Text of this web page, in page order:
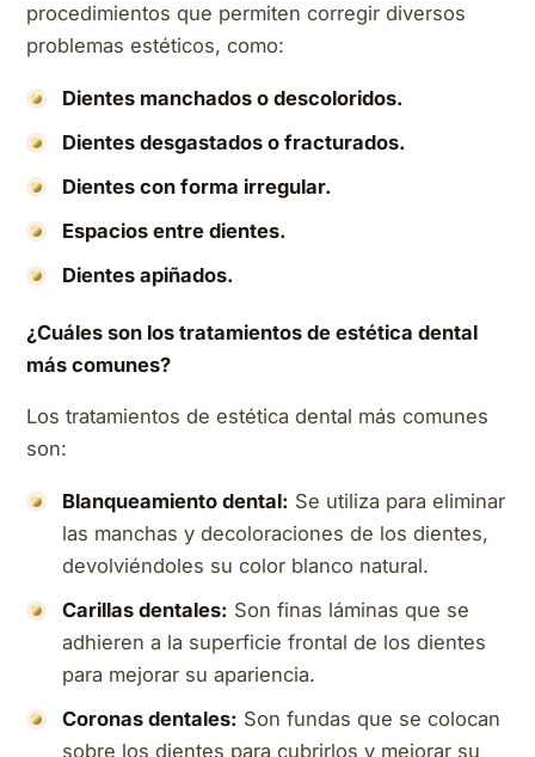
procedimientos que permiten corregir diversos
problemas estéticos, como:
Dientes manchados o descoloridos.
Dientes desgastados o fracturados.
Dientes con forma irregular.
Espacios entre dientes.
Dientes apiñados.
¿Cuáles son los tratamientos de estética dental
más comunes?
Los tratamientos de estética dental más comunes
son:
Blanqueamiento dental: Se utiliza para eliminar
las manchas y decoloraciones de los dientes,
devolviéndoles su color blanco natural.
Carillas dentales: Son finas láminas que se
adhieren a la superficie frontal de los dientes
para mejorar su apariencia.
Coronas dentales: Son fundas que se colocan
sobre los dientes para cubrirlos y mejorar su